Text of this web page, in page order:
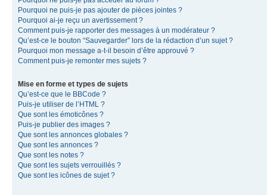
Pourquoi ne puis-je pas ajouter de pièces jointes ?
Pourquoi ai-je reçu un avertissement ?
Comment puis-je rapporter des messages à un modérateur ?
Qu’est-ce le bouton “Sauvegarder” lors de la rédaction d’un sujet ?
Pourquoi mon message a-t-il besoin d’être approuvé ?
Comment puis-je remonter mes sujets ?
Mise en forme et types de sujets
Qu’est-ce que le BBCode ?
Puis-je utiliser de l’HTML ?
Que sont les émoticônes ?
Puis-je publier des images ?
Que sont les annonces globales ?
Que sont les annonces ?
Que sont les notes ?
Que sont les sujets verrouillés ?
Que sont les icônes de sujet ?